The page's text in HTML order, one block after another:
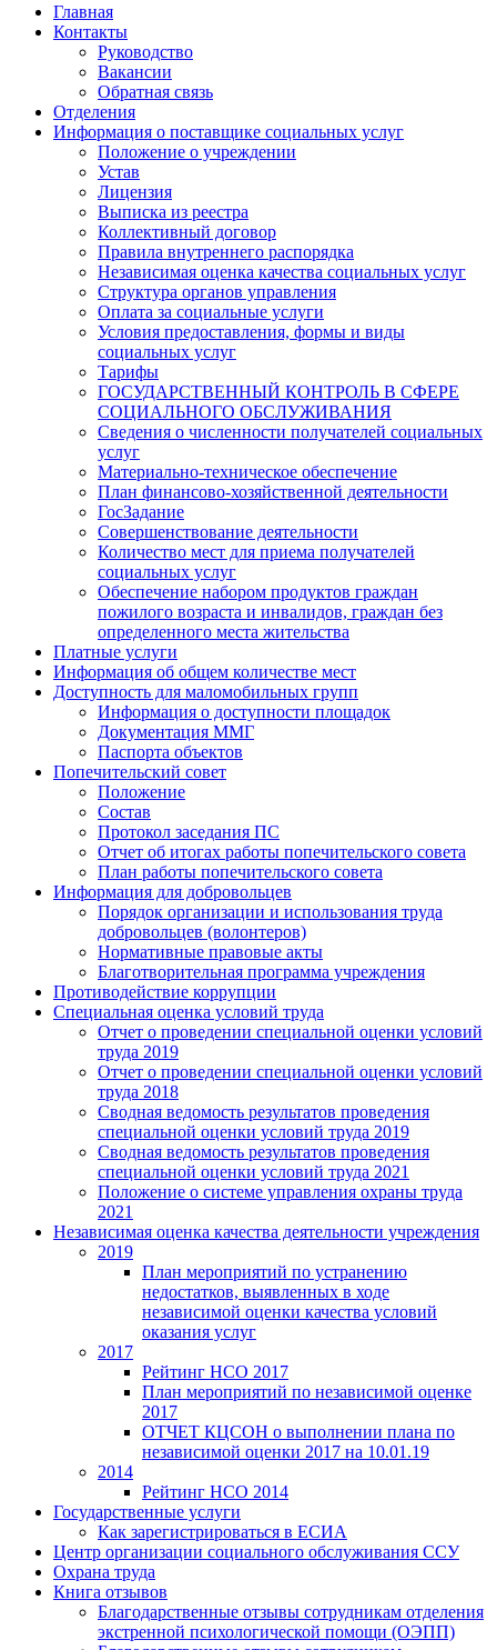
Главная
Контакты
Руководство
Вакансии
Обратная связь
Отделения
Информация о поставщике социальных услуг
Положение о учреждении
Устав
Лицензия
Выписка из реестра
Коллективный договор
Правила внутреннего распорядка
Независимая оценка качества социальных услуг
Структура органов управления
Оплата за социальные услуги
Условия предоставления, формы и виды
социальных услуг
Тарифы
ГОСУДАРСТВЕННЫЙ КОНТРОЛЬ В СФЕРЕ
СОЦИАЛЬНОГО ОБСЛУЖИВАНИЯ
Сведения о численности получателей социальных
услуг
Материально-техническое обеспечение
План финансово-хозяйственной деятельности
ГосЗадание
Совершенствование деятельности
Количество мест для приема получателей
социальных услуг
Обеспечение набором продуктов граждан
пожилого возраста и инвалидов, граждан без
определенного места жительства
Платные услуги
Информация об общем количестве мест
Доступность для маломобильных групп
Информация о доступности площадок
Документация ММГ
Паспорта объектов
Попечительский совет
Положение
Состав
Протокол заседания ПС
Отчет об итогах работы попечительского совета
План работы попечительского совета
Информация для добровольцев
Порядок организации и использования труда
добровольцев (волонтеров)
Нормативные правовые акты
Благотворительная программа учреждения
Противодействие коррупции
Специальная оценка условий труда
Отчет о проведении специальной оценки условий
труда 2019
Отчет о проведении специальной оценки условий
труда 2018
Сводная ведомость результатов проведения
специальной оценки условий труда 2019
Сводная ведомость результатов проведения
специальной оценки условий труда 2021
Положение о системе управления охраны труда
2021
Независимая оценка качества деятельности учреждения
2019
План мероприятий по устранению
недостатков, выявленных в ходе
независимой оценки качества условий
оказания услуг
2017
Рейтинг НСО 2017
План мероприятий по независимой оценке
2017
ОТЧЕТ КЦСОН о выполнении плана по
независимой оценки 2017 на 10.01.19
2014
Рейтинг НСО 2014
Государственные услуги
Как зарегистрироваться в ЕСИА
Центр организации социального обслуживания ССУ
Охрана труда
Книга отзывов
Благодарственные отзывы сотрудникам отделения
экстренной психологической помощи (ОЭПП)